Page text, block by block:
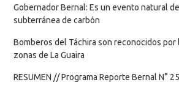
Gobernador Bernal: Es un evento natural
subterránea de carbón
Bomberos del Táchira son reconocidos por
zonas de La Guaira
RESUMEN // Programa Reporte Bernal N°